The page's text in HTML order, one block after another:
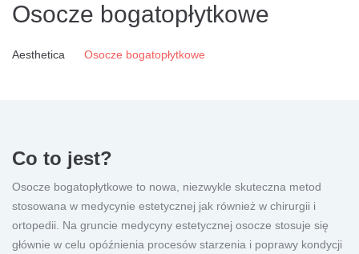
Osocze bogatopłytkowe
Aesthetica Osocze bogatopłytkowe
Co to jest?
Osocze bogatopłytkowe to nowa, niezwykle skuteczna metod
stosowana w medycynie estetycznej jak również w chirurgii i
ortopedii. Na gruncie medycyny estetycznej osocze stosuje się
głównie w celu opóźnienia procesów starzenia i poprawy kondycji